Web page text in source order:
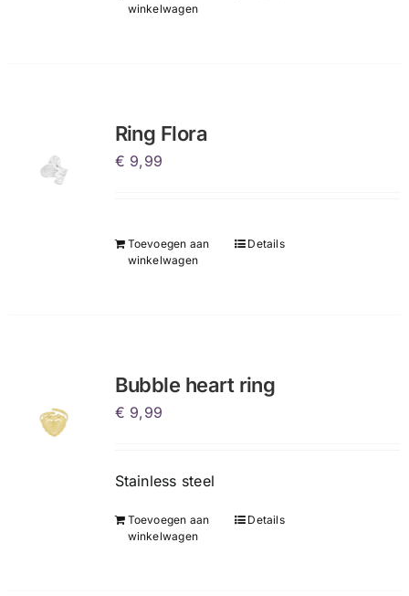
winkelwagen
Ring Flora
€ 9,99
Toevoegen aan
winkelwagen
Details
Bubble heart ring
€ 9,99
Stainless steel
Toevoegen aan
winkelwagen
Details